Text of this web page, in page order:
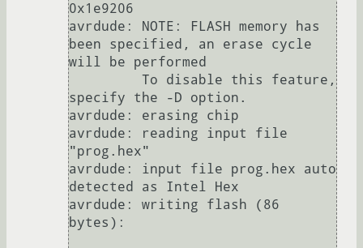
0x1e9206
avrdude: NOTE: FLASH memory has
been specified, an erase cycle
will be performed
specify the -D option.
avrdude: erasing chip
avrdude: reading input file
"prog.hex"
avrdude: input file prog.hex auto
detected as Intel Hex
avrdude: writing flash (86
bytes):